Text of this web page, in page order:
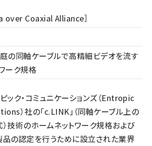
over Coaxial Alliance］
の同軸ケーブルで高精細ビデオを流す
ーク規格
ック・コミュニケーションズ（Entropic
）社の「c.LINK」（同軸ケーブル上の
技術のホームネットワーク規格および
の認定を行うために設立された業界